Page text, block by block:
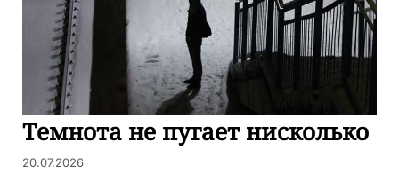
Темнота не пугает нисколько
20.07.2026